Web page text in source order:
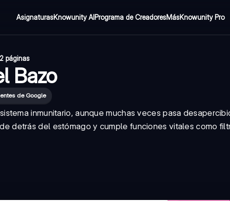
AsignaturasKnowunity AIPrograma de CreadoresMásKnowunity Pro
páginas
Bazo
de Google
inmunitario, aunque muchas veces pasa
detrás del estómago y cumple funciones vitales como